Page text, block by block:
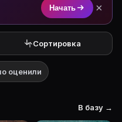
Начать ×
Сортировка
оценили
В базу →